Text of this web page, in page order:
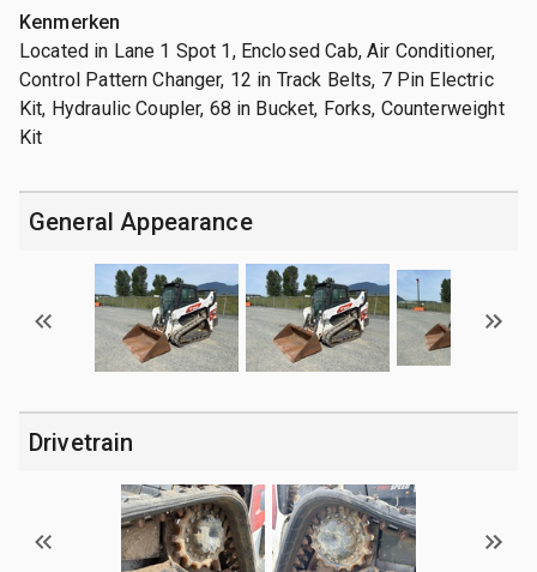
Kenmerken
Located in Lane 1 Spot 1, Enclosed Cab, Air Conditioner,
Control Pattern Changer, 12 in Track Belts, 7 Pin Electric
Kit, Hydraulic Coupler, 68 in Bucket, Forks, Counterweight
Kit
General Appearance
Drivetrain